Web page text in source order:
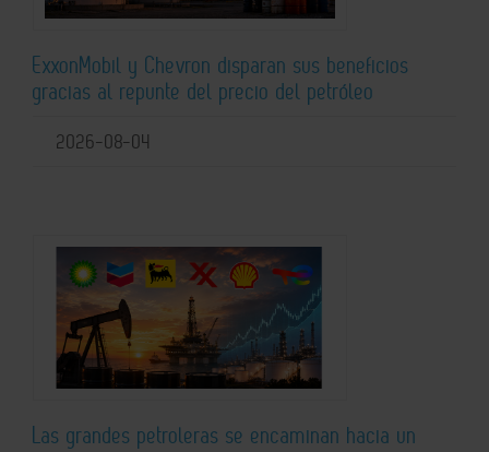
ExxonMobil y Chevron disparan sus beneficios
gracias al repunte del precio del petróleo
2026-08-04
Las grandes petroleras se encaminan hacia un